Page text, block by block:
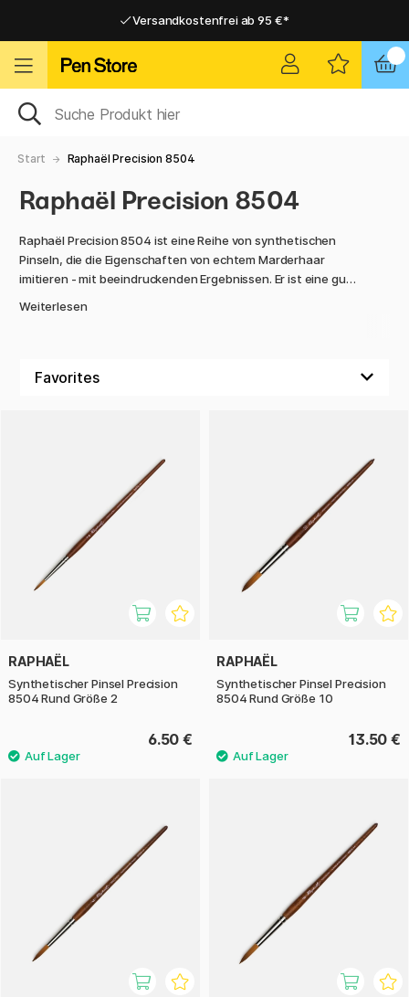
Versandkostenfrei ab 95 €*
Versandkostenfrei ab 95 €*
Start Raphaël Precision 8504
Raphaël Precision 8504
Raphaël Precision 8504 ist eine Reihe von synthetischen
Pinseln, die die Eigenschaften von echtem Marderhaar
imitieren - mit beeindruckenden Ergebnissen. Er ist eine gute
Mit seiner feinen Spitze, der guten Spannung und der
Linienführung und illustrative Techniken macht. Der
ergonomische Griff liegt gut in der Hand und sorgt auch bei
längeren Arbeiten für ein gutes Gleichgewicht.
Raphaël hat traditionelle Handwerkskunst mit moderner
synthetischer Technologie kombiniert, um einen Pinsel zu
schaffen, der seinem Namen alle Ehre macht: Precision. Ein
zuverlässiger Begleiter für alle, die mit Schärfe, Kontrolle
und Sorgfalt arbeiten wollen.
Weiterlesen
RAPHAËL
Synthetischer Pinsel Precision
8504 Rund Größe 2
6.50 €
RAPHAËL
Synthetischer Pinsel Precision
8504 Rund Größe 10
13.50 €